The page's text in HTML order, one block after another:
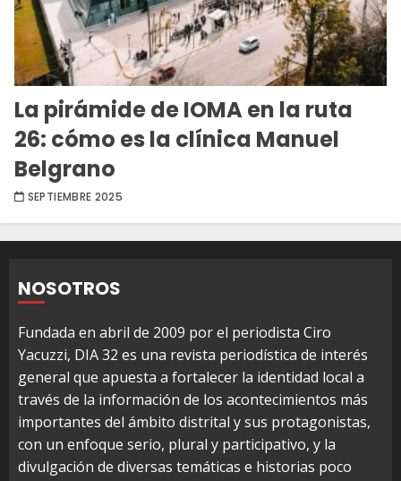
La pirámide de IOMA en la ruta
26: cómo es la clínica Manuel
Belgrano
SEPTIEMBRE 2025
NOSOTROS
Fundada en abril de 2009 por el periodista Ciro
Yacuzzi, DIA 32 es una revista periodística de interés
general que apuesta a fortalecer la identidad local a
través de la información de los acontecimientos más
importantes del ámbito distrital y sus protagonistas,
con un enfoque serio, plural y participativo, y la
divulgación de diversas temáticas e historias poco